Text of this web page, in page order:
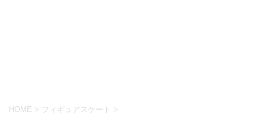
HOME > フィギュアスケート >